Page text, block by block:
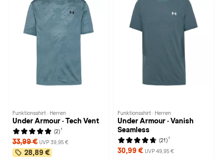
Funktionsshirt · Herren
Under Armour · Tech Vent
(2) 1
33,99 € UVP 39,95 €
28,89 €
Funktionsshirt · Herren
Under Armour · Vanish
Seamless
(21) 1
30,99 € UVP 49,95 €